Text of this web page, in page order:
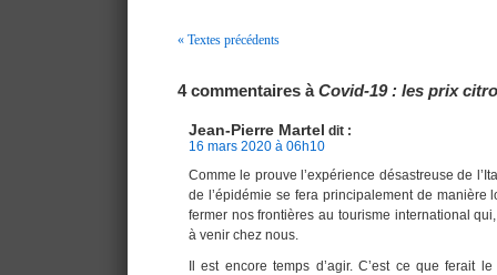
« Textes précédents
4 commentaires àCovid-19 : les prix
Jean-Pierre Martel dit :
16 mars 2020 à 06h10
Comme le prouve l’expérience désastreuse de
de l’épidémie se fera principalement de manière
fermer nos frontières au tourisme international
à venir chez nous.
Il est encore temps d’agir. C’est ce que ferait